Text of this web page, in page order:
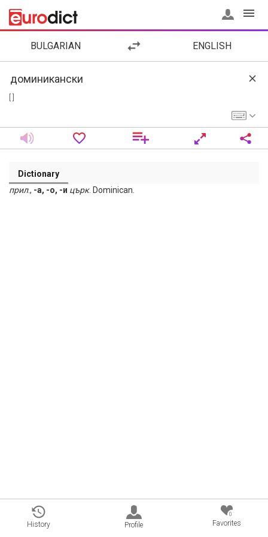
BULGARIAN ENGLISH
Dictionary
прил., -а, -о, -и църк. Dominican.
History Profile
0
Favorites